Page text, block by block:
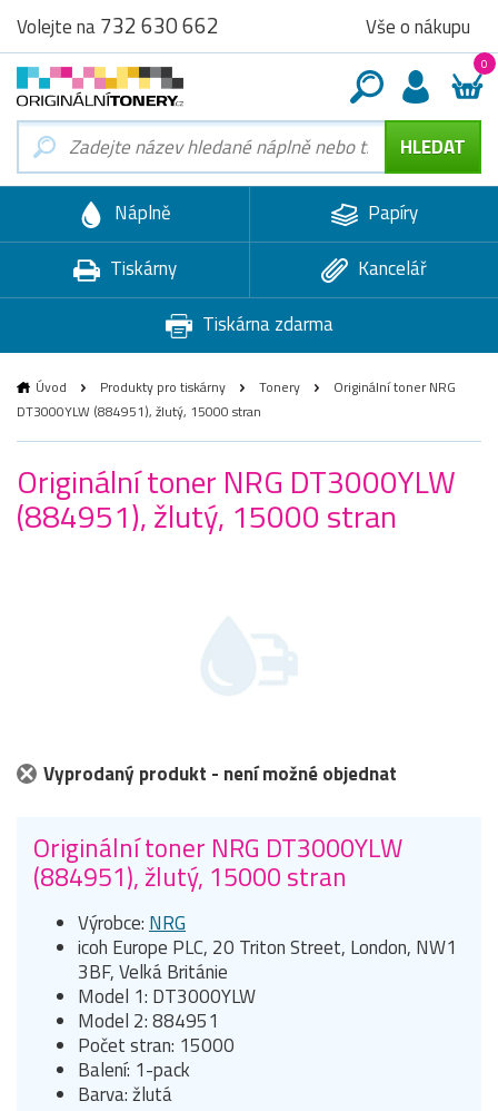
Volejte na732 630 662 Vše o nákupu
0
Náplně
Papíry
Tiskárny
Kancelář
Tiskárna zdarma
Úvod Produkty pro tiskárny Tonery
Originální toner NRG
DT3000YLW (884951), žlutý, 15000 stran
Originální toner NRG DT3000YLW
(884951), žlutý, 15000 stran
Vyprodaný produkt - není možné objednat
Originální toner NRG DT3000YLW
(884951), žlutý, 15000 stran
Výrobce: NRG
icoh Europe PLC, 20 Triton Street, London, NW1
3BF, Velká Británie
Model 1: DT3000YLW
Model 2: 884951
Počet stran: 15000
Balení: 1-pack
Barva: žlutá